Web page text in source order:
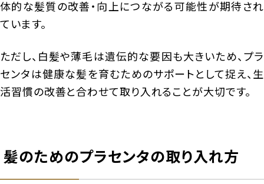
体的な髪質の改善・向上につながる可能性が期待され
ています。
ただし、白髪や薄毛は遺伝的な要因も大きいため、プラ
センタは健康な髪を育むためのサポートとして捉え、生
活習慣の改善と合わせて取り入れることが大切です。
髪のためのプラセンタの取り入れ方